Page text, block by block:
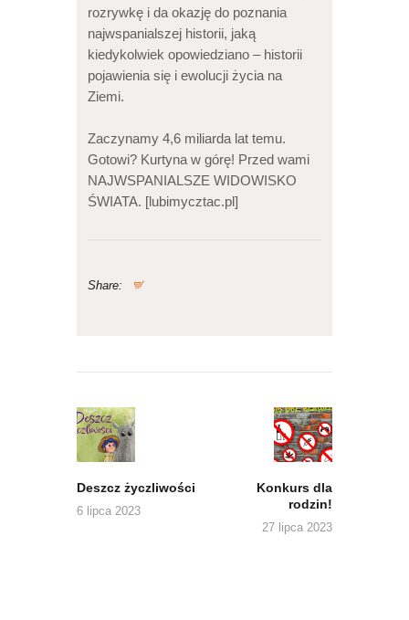
rozrywkę i da okazję do poznania
najwspanialszej historii, jaką
kiedykolwiek opowiedziano – historii
pojawienia się i ewolucji życia na
Ziemi.
Zaczynamy 4,6 miliarda lat temu.
Gotowi? Kurtyna w górę! Przed wami
NAJWSPANIALSZE WIDOWISKO
ŚWIATA. [lubimycztac.pl]
Share:
wpisu
Deszcz życzliwości
6 lipca 2023
Konkurs dla
rodzin!
27 lipca 2023